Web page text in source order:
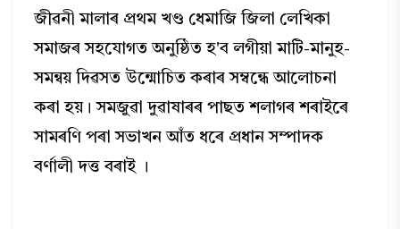
জীৱনী মালাৰ প্ৰথম খণ্ড ধেমাজি জিলা লেখিকা
সমাজৰ সহযোগত অনুষ্ঠিত হ'ব লগীয়া মাটি-মানুহ-
সমন্বয় দিৱসত উন্মোচিত কৰাৰ সম্বন্ধে আলোচনা
কৰা হয়। সমজুৱা দুৱাষাৰৰ পাছত শলাগৰ শৰাইৰে
সামৰণি পৰা সভাখন আঁত ধৰে প্ৰধান সম্পাদক
বৰ্ণালী দত্ত বৰাই ।